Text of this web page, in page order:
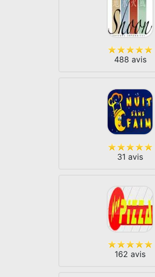
488 avis
31 avis
162 avis